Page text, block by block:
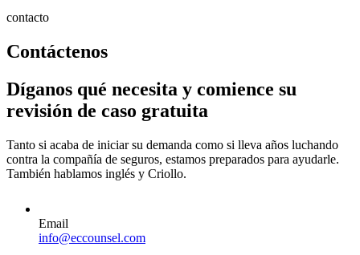
contacto
Contáctenos
Díganos qué necesita y comience su
revisión de caso gratuita
Tanto si acaba de iniciar su demanda como si lleva años luchando
contra la compañía de seguros, estamos preparados para ayudarle.
También hablamos inglés y Criollo.
Email
info@eccounsel.com